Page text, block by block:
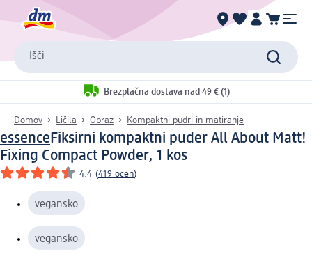
Išči
Brezplačna dostava nad 49 € (1)
Domov Ličila Obraz Kompaktni pudri in matiranje
essenceFiksirni kompaktni puder All About Matt!
Fixing Compact Powder, 1 kos
4.4 (419 ocen)
vegansko
vegansko